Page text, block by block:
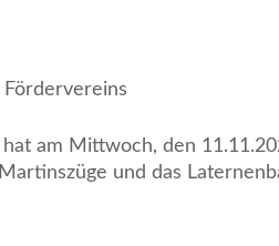
am Mittwoch, den
und das